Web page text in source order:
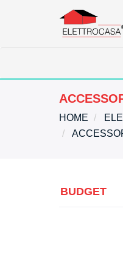
HOME
BUDGET